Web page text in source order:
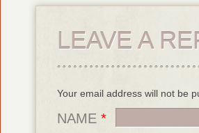
LEAVE A
Your email address will not be
NAME *